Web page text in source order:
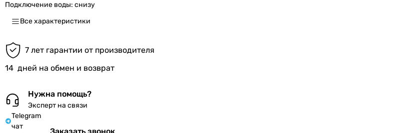
Подключение воды: снизу
Все характеристики
7 лет гарантии от производителя
14 дней на обмен и возврат
Нужна помощь?
Эксперт на связи
Telegram
чат